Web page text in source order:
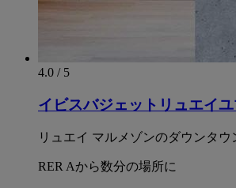
4.0 / 5
イビスバジェットリュエイ
リュエイ マルメゾンのダウンタ
RER Aから数分の場所に